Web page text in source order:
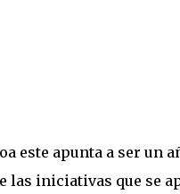
este apunta a ser un
las iniciativas que se